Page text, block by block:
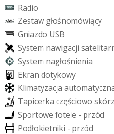
Radio
Zestaw głośnomówiący
Gniazdo USB
System nawigacji satelitar
System nagłośnienia
Ekran dotykowy
Klimatyzacja automatyczn
Tapicerka częściowo skórz
Sportowe fotele - przód
Podłokietniki - przód